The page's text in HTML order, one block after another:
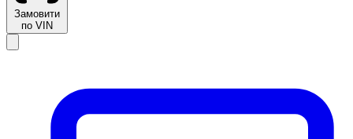
Замовити
по VIN